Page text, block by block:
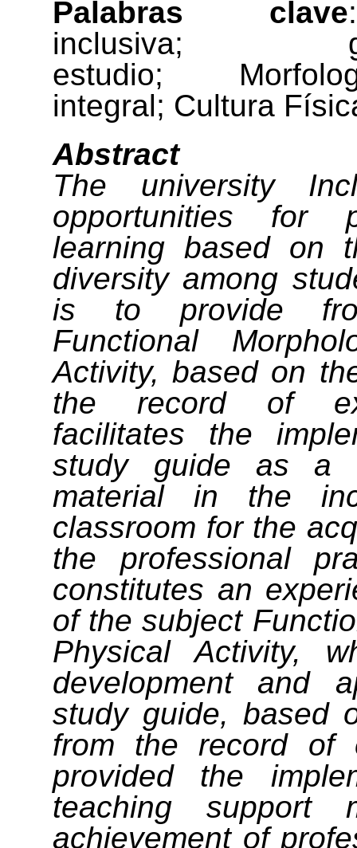
Palabras clave
inclusiva;
estudio;
integral; Cultura
Abstract
The university
opportunities for
learning based on
diversity among
is to provide
Functional
Activity, based on
the record of
facilitates the
study guide as a
material in the
classroom for the
the professional
constitutes an
of the subject
Physical Activity,
development and
study guide, based
from the record of
provided the
teaching support
achievement of